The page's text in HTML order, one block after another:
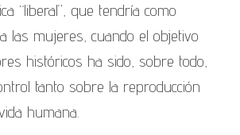
“liberal”, que tendría como
las mujeres, cuando el objetivo
históricos ha sido, sobre todo,
tanto sobre la reproducción
humana.